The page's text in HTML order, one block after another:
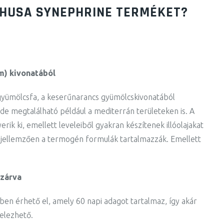
SYNEPHRINE TERMÉKET?
kivonatából
a keserűnarancs gyümölcskivonatából
megtalálható például a mediterrán területeken is. A
ki, emellett leveleiből gyakran készítenek illóolajakat
a termogén formulák tartalmazzák. Emellett
érhető el, amely 60 napi adagot tartalmaz, így akár